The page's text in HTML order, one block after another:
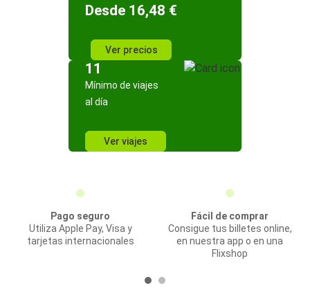
Desde 16,48 €
Ver precios
11
Mínimo de viajes
al día
Ver viajes
Pago seguro
Utiliza Apple Pay, Visa y
tarjetas internacionales
Fácil de comprar
Consigue tus billetes online,
en nuestra app o en una
Flixshop